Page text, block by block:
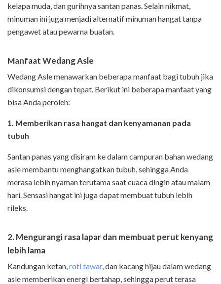
kelapa muda, dan gurihnya santan panas. Selain nikmat,
minuman ini juga menjadi alternatif minuman hangat tanpa
pengawet atau pewarna buatan.
Manfaat Wedang Asle
Wedang Asle menawarkan beberapa manfaat bagi tubuh jika
dikonsumsi dengan tepat. Berikut ini beberapa manfaat yang
bisa Anda peroleh:
1. Memberikan rasa hangat dan kenyamanan pada
tubuh
Santan panas yang disiram ke dalam campuran bahan wedang
asle membantu menghangatkan tubuh, sehingga Anda
merasa lebih nyaman terutama saat cuaca dingin atau malam
hari. Sensasi hangat ini juga dapat membuat tubuh lebih
rileks.
2. Mengurangi rasa lapar dan membuat perut kenyang
lebih lama
Kandungan ketan, roti tawar, dan kacang hijau dalam wedang
asle memberikan energi bertahap, sehingga perut terasa